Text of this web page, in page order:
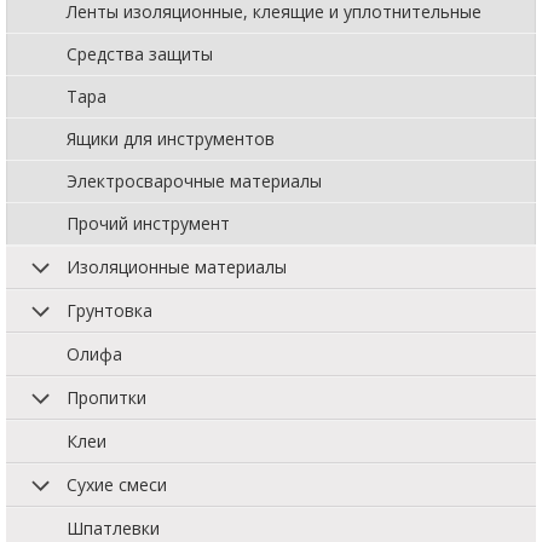
Ленты изоляционные, клеящие и уплотнительные
Средства защиты
Тара
Ящики для инструментов
Электросварочные материалы
Прочий инструмент
Изоляционные материалы
Грунтовка
Олифа
Пропитки
Клеи
Сухие смеси
Шпатлевки